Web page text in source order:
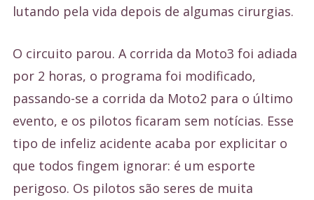
lutando pela vida depois de algumas cirurgias.
O circuito parou. A corrida da Moto3 foi adiada
por 2 horas, o programa foi modificado,
passando-se a corrida da Moto2 para o último
evento, e os pilotos ficaram sem notícias. Esse
tipo de infeliz acidente acaba por explicitar o
que todos fingem ignorar: é um esporte
perigoso. Os pilotos são seres de muita